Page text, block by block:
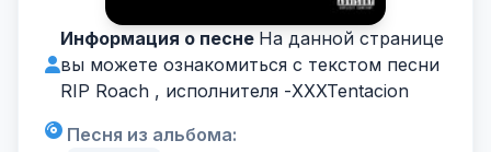
Информация о песне На данной странице
вы можете ознакомиться с текстом песни
RIP Roach , исполнителя -XXXTentacion
Песня из альбома: